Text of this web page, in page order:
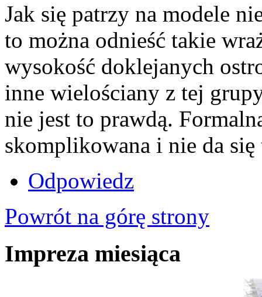
Jak się patrzy na modele
to można odnieść takie
wysokość doklejanych
inne wielościany z tej
nie jest to prawdą.
skomplikowana i nie da
Odpowiedz
Powrót na górę strony
Impreza miesiąca